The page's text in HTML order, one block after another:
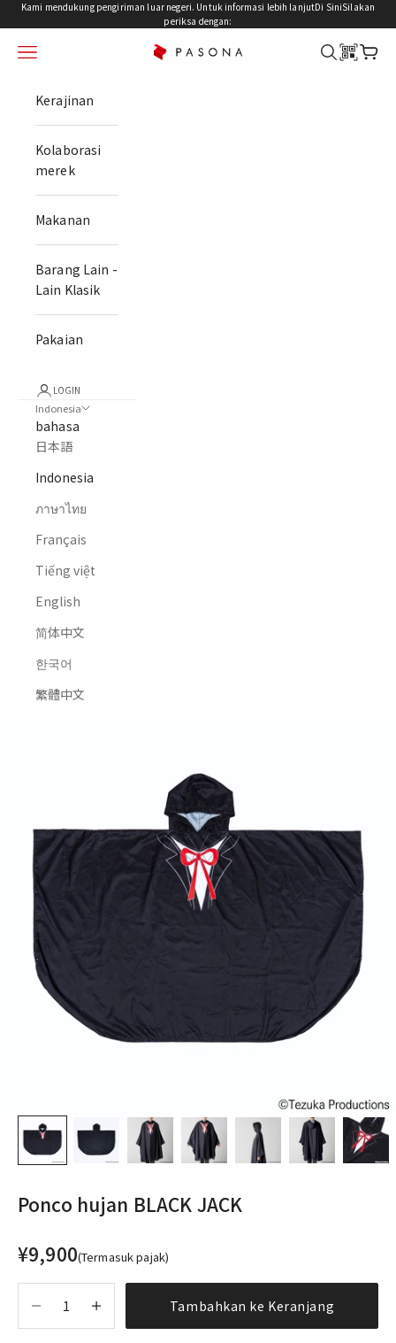
Lewati Konten
Kami mendukung pengiriman luar negeri. Untuk informasi lebih lanjutDi SiniSilakan
periksa dengan:
PASONA NATUREVERSE
menu mencari
Kerajinan
Kolaborasi
merek
Makanan
Barang Lain -
Lain Klasik
Pakaian
LOGIN
Indonesia
bahasa
日本語
Indonesia
ภาษาไทย
Français
Tiếng việt
English
简体中文
한국어
繁體中文
Ponco hujan BLACK JACK
Harga penjualan
¥9,900(Termasuk pajak)
Tambahkan ke Keranjang